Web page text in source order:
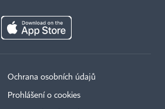
Ochrana osobních údajů
Prohlášení o cookies